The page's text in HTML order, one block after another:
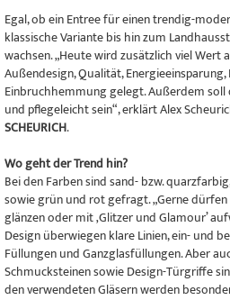
Egal, ob ein Entree für einen trendig-
klassische Variante bis hin zum
wachsen. „Heute wird zusätzlich viel
Außendesign, Qualität,
Einbruchhemmung gelegt. Außerdem
und pflegeleicht sein“, erklärt Alex
SCHEURICH.
Wo geht der Trend hin?
Bei den Farben sind sand- bzw.
sowie grün und rot gefragt. „Gerne
glänzen oder mit ‚Glitzer und Glamour’
Design überwiegen klare Linien, ein- und
Füllungen und Ganzglasfüllungen. Aber
Schmucksteinen sowie Design-Türgriffe
den verwendeten Gläsern werden